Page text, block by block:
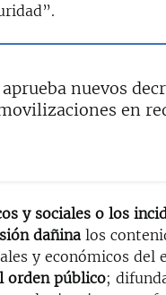
nuevos
en
y sociales o los
dañina los
y económicos del
orden público;